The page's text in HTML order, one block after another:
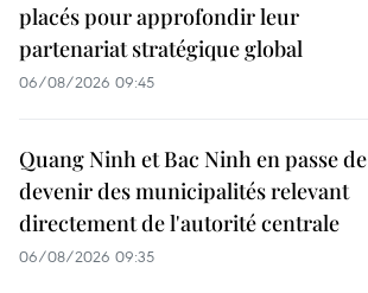
placés pour approfondir leur
partenariat stratégique global
06/08/2026 09:45
Quang Ninh et Bac Ninh en passe de
devenir des municipalités relevant
directement de l'autorité centrale
06/08/2026 09:35